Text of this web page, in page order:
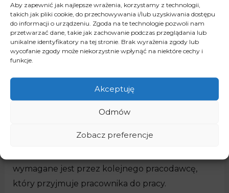
Aby zapewnić jak najlepsze wrażenia, korzystamy z technologii,
takich jak pliki cookie, do przechowywania i/lub uzyskiwania dostępu
do informacji o urządzeniu. Zgoda na te technologie pozwoli nam
przetwarzać dane, takie jak zachowanie podczas przeglądania lub
unikalne identyfikatory na tej stronie. Brak wyrażenia zgody lub
wycofanie zgody może niekorzystnie wpłynąć na niektóre cechy i
funkcje.
Akceptuję
Odmów
Zobacz preferencje
zawiadomienia pracownika na piśmie o podjętej
przez siebie decyzji. Pracodawca ma na to7 dni
od dnia otrzymania wnioskuo sprostowanie.
Świadectwo pracy to dokument, w którym
zawarte są informacje dotyczące okresu
zatrudnienia pracownika u danego pracodawcy.
W szczególności zaś informacje o rodzaju
wynagrodzeniu i kwalifikacjach pracownika oraz o
wymagane jest przez kolejnego pracodawcę,
który przyjmuje pracownika do pracy.